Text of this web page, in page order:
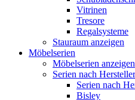
Vitrinen
Tresore
Regalsysteme
Stauraum anzeigen
Möbelserien
Möbelserien anzeigen
Serien nach Hersteller
Serien nach
Bisley